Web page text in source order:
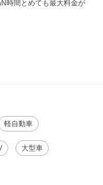
時間とめても最大料金が
軽自動車
大型車